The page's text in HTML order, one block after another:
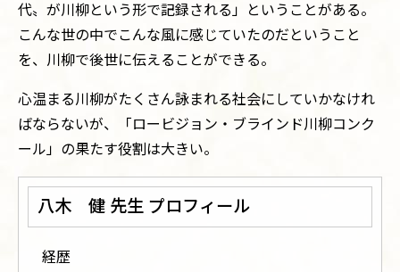
代〟が川柳という形で記録される」ということがある。
こんな世の中でこんな風に感じていたのだということ
を、川柳で後世に伝えることができる。
心温まる川柳がたくさん詠まれる社会にしていかなけれ
ばならないが、「ロービジョン・ブラインド川柳コンク
ール」の果たす役割は大きい。
八木 健 先生 プロフィール
経歴